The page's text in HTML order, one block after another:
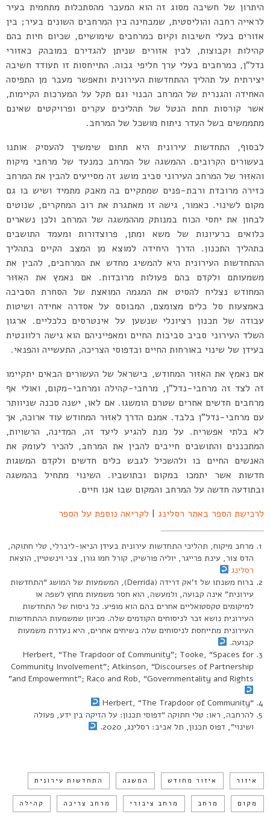
היתרון של חשיבה מסוג זה הוא המעבר מהסתכלות מתחמית בעיר
לראייה רחבה והוליסטית, שמבחינה בין המרחבים השונים בעיר; בין
אזורים בעלי חשיבות וקיום כמרחבים שימושיים, שכיום חיות בהם
קהילות וקבוצות, לבין אזורים שניתן להגדירם במובהק כאזורי
נדל”ן, כמרחבים בעלי ערך חליפי גבוה. התייחסות זו תעודד חשיבה
יצירתית על תהליך ההתחדשות העירונית ותאפשר מעבר מן התפיסה
האחידה והגנרית של המרחב הבנוי וגם תקל על המערכות הקיימות,
אשר קורסות תחת הנטל של תהליכים עקרים ופרויקטים שאינם
מתממשים בשל העדר ניתוח מושכל של המרחב.
לבסוף, התחדשות עירונית היא תחום שימשיך להעסיק אותנו
בעשורים הקרובים. ההמשגה של המרחב כמנעד של מרחבי מיקוח
והאִזּוּר של המרחב העירוני סביב מושג זה מסייעים להבין את המרחב
כזירה מרובדת ורבת-פנים שמתקיים בה מאבק מתמיד ושיש בו גם
מקום לשינוי. כאמור, גישה זו מאתגרת את רוב המחקרים, שנוטים
לבחון את יחסי הכוח במנותק מההמשגה של המרחב ולכן נשארים
כלואים ברעיונות של משא ומתן, פרוצדורות ומעמד התושבים
בתהליך התכנון. הדרך היחידה למוצא מן המצב הקיים בתהליך
ההתחדשות העירונית היא להמשיג מחדש את המרחבים, להבין את
משמעותם ולקדם בהם פעולות מרובדות. אם נאמץ את האִזּוּר
המחודש נצליח להסיט את המגמה המואצת של הסחרת הסביבה
באמצעות סל כלים מצומצם, המבוסס על אסדרה אחידה ושיטות
עבודה של תכנון רציונלי שנשען על אינטרסים כלכליים. ארגון
השלד העירוני סביב סביבות החיים ומאפייניהם הוא גישה רלוונטית
בעידן של שינוי באורחות החיים ובדפוסי הצריכה, התעשייה והפנאי.
אם נאמץ את האִזּוּר המחודש, בישראל של העשורים הבאים יתקיימו
זה לצד זה מרחבי-נדל”ן, מרחבי-קהילה ומרחבי-מקום, ואולי אף
מרחבים חדשים אחרים שטרם הומשגו. אם לאו, ישנה סכנה שניוותר
עם מרחבי-נדל”ן בלבד. אמנם הדרך לאִזּוּר המחודש עוד ארוכה, אך
לא בלתי אפשרית. על מנת להגיע ליעד זה, המדינה, הרשויות,
המתכננים והתושבים חייבים להבין את המרחב, להכיר לעומק את
האנשים החיים בו ולהשכיל לגבש כלים חדשים ולקדם המשגות
חדשות אשר יתמכו במקום ובתושביו. השינוי מתחיל בהמשגה
ובתודעה חדשה על המרחב והמקום שבו אנו חיים.
לרכישת הספר באתר רסלינג | לקריאה נוספת על הספר
מרחב מיקוח, תהליכי התחדשות עירונית בעידן הניאו-ליברלי, טלי חתוקה,
הדס צור, עינת פרייגר, יוליה פורשיק, קורל חמו גורן, צבי וינשטיין, הוצאת
רסלינג
ברוח משנתו של ז’אק דרידה (Derrida), המשמעות של המושג “התחדשות
עירונית” אינה קבועה, ולמעשה, הוא חסר משמעות מחוץ לשפה או
למיקומים טקסטואליים אחרים בהם הוא מופיע. כל ניסוח של התחדשות
העירונית נושא זכר לניסוחים הקודמים שלה. מכיוון שמשמעות ההתחדשות
העירונית מתייחסת לניסוחים שלה בשיחים אחרים, היא נעדרת משמעות
קבועה.
Herbert, “The Trapdoor of Community”; Tooke, “Spaces for
Community Involvement”; Atkinson, “Discourses of Partnership
and Empowermnt”; Raco and Rob, “Governmentality and Rights”
“Herbert, “The Trapdoor of Community
להרחבה, ראו: טלי חתוקה “דפוסי תכנון: על הזיקה בין ידע, פעולה
ושינוי”, דפוס תכנון, תל אביב: רסלינג, 2020.
איזור איזור מחודש המשגה התחדשות עירונית
מקום מרחב מרחב ציבורי מרחב צריכה קהילה